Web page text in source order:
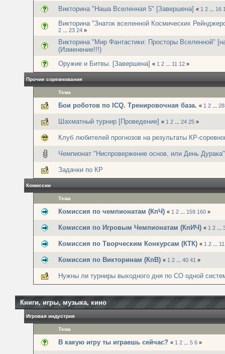
Викторина "Наша Вселенная 5" [Завершена] « 1 2 16
Викторина "Знаток вселенной Космических
2 23 24 »
Викторина "Мир Фантастики: Просторы Вселенной"
(Изменение!!!)
Оружие и Битвы. [Завершена] « 1 2 11 12 »
Прочие соревнования
Тема
Бои роботов по ICQ. Тренировочная база. « 1 2 28
Шахматный турнир [Проведение] « 1 2 24 25 »
Клуб любителей прогнозов на результаты КР-
Чемпионат "Ниспровержение основ, или День
Задачки по КР
Комиссии
Тема
Комиссия по чемпионатам (КпЧ) « 1 2 159 160 »
Комиссия по Игровым Чемпионатам (КпИЧ) « 1 2
Комиссия по Творческим Конкурсам (КТК) « 1 2 11
Комиссия по Викторинам (КпВ) « 1 2 40 41 »
Нужны ли турниры выходного дня по СО одной
Книги, игры, музыка, кино
Игровая индустрия
Тема
В какую игру ты играешь сейчас? « 1 2 5 6 »